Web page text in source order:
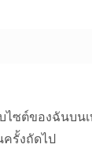
ซต์ของฉันบน
รั้งถัดไป